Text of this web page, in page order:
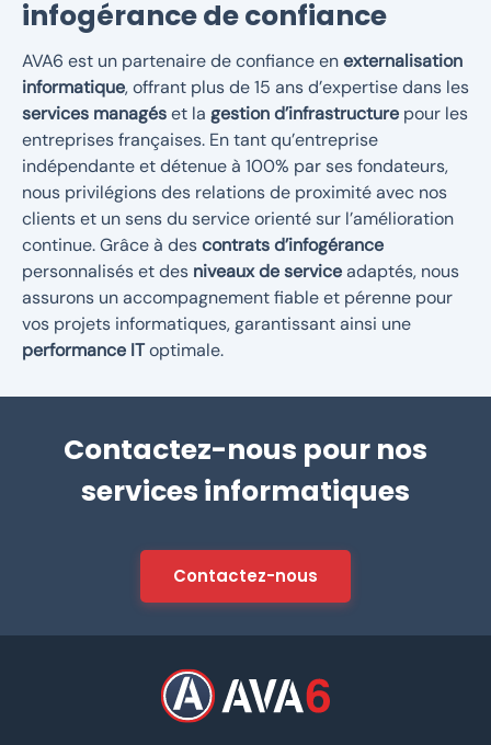
infogérance de confiance
AVA6 est un partenaire de confiance enexternalisation
informatique, offrant plus de 15 ans d’expertise dans les
services managéset la gestion d’infrastructure pour les
entreprises françaises. En tant qu’entreprise
indépendante et détenue à 100% par ses fondateurs,
nous privilégions des relations de proximité avec nos
clients et un sens du service orienté sur l’amélioration
continue. Grâce à descontrats d’infogérance
personnalisés et des niveaux de serviceadaptés, nous
assurons un accompagnement fiable et pérenne pour
vos projets informatiques, garantissant ainsi une
performance IToptimale.
Contactez-nous pour nos
services informatiques
Contactez-nous